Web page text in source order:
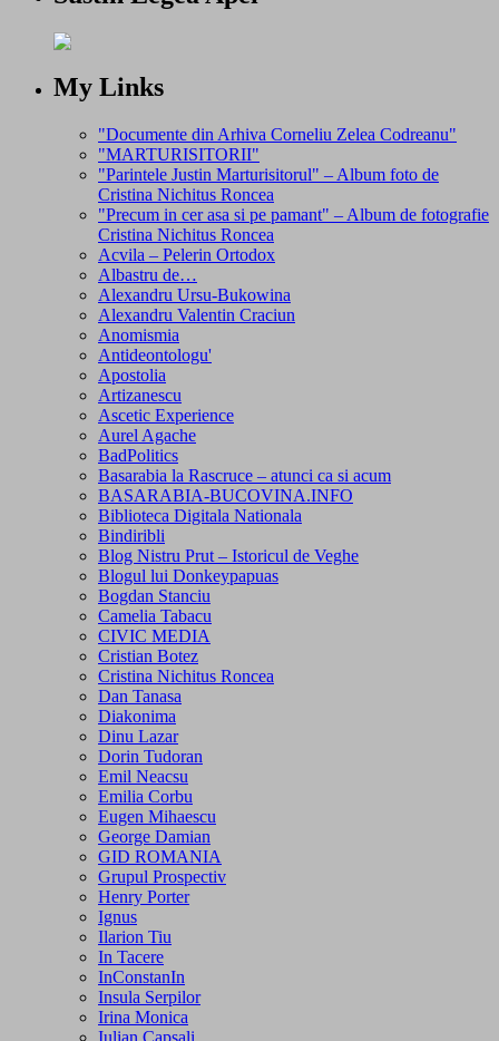
My Links
"Documente din Arhiva Corneliu Zelea Codreanu"
"MARTURISITORII"
"Parintele Justin Marturisitorul" – Album foto de
Cristina Nichitus Roncea
"Precum in cer asa si pe pamant" – Album de fotografie
Cristina Nichitus Roncea
Acvila – Pelerin Ortodox
Albastru de…
Alexandru Ursu-Bukowina
Alexandru Valentin Craciun
Anomismia
Antideontologu'
Apostolia
Artizanescu
Ascetic Experience
Aurel Agache
BadPolitics
Basarabia la Rascruce – atunci ca si acum
BASARABIA-BUCOVINA.INFO
Biblioteca Digitala Nationala
Bindiribli
Blog Nistru Prut – Istoricul de Veghe
Blogul lui Donkeypapuas
Bogdan Stanciu
Camelia Tabacu
CIVIC MEDIA
Cristian Botez
Cristina Nichitus Roncea
Dan Tanasa
Diakonima
Dinu Lazar
Dorin Tudoran
Emil Neacsu
Emilia Corbu
Eugen Mihaescu
George Damian
GID ROMANIA
Grupul Prospectiv
Henry Porter
Ignus
Ilarion Tiu
In Tacere
InConstanIn
Insula Serpilor
Irina Monica
Iulian Capsali